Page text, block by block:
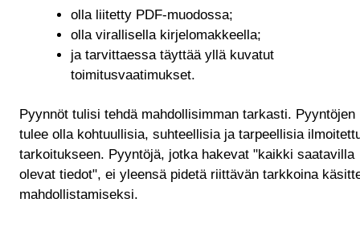
olla liitetty PDF-muodossa;
olla virallisella kirjelomakkeella;
ja tarvittaessa täyttää yllä kuvatut
toimitusvaatimukset.
Pyynnöt tulisi tehdä mahdollisimman tarkasti. Pyyntöjen
tulee olla kohtuullisia, suhteellisia ja tarpeellisia
tarkoitukseen. Pyyntöjä, jotka hakevat "kaikki saatavilla
olevat tiedot", ei yleensä pidetä riittävän tarkkoina
mahdollistamiseksi.